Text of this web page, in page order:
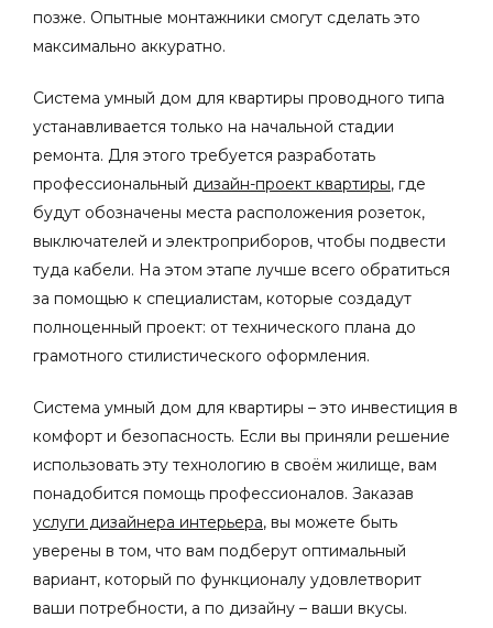
позже. Опытные монтажники смогут сделать это
максимально аккуратно.
Система умный дом для квартиры проводного типа
устанавливается только на начальной стадии
ремонта. Для этого требуется разработать
профессиональный дизайн-проект квартиры, где
будут обозначены места расположения розеток,
выключателей и электроприборов, чтобы подвести
туда кабели. На этом этапе лучше всего обратиться
за помощью к специалистам, которые создадут
полноценный проект: от технического плана до
грамотного стилистического оформления.
Система умный дом для квартиры – это инвестиция в
комфорт и безопасность. Если вы приняли решение
использовать эту технологию в своём жилище, вам
понадобится помощь профессионалов. Заказав
услуги дизайнера интерьера, вы можете быть
уверены в том, что вам подберут оптимальный
вариант, который по функционалу удовлетворит
ваши потребности, а по дизайну – ваши вкусы.